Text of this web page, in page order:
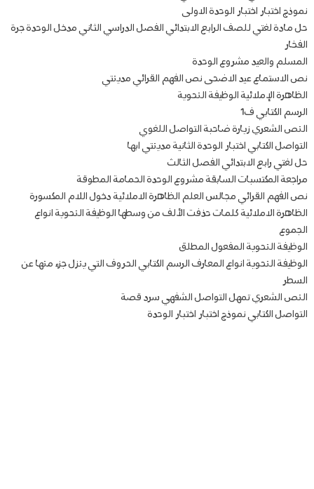
نموذج اختبار اختبار الوحدة الاولى
حل مادة لغتي للصف الرابع الابتدائي الفصل الدراسي الثاني مدخل الوحدة جرة
الفخار
المسلم والعيد مشروع الوحدة
نص الاستماع عيد الاضحى نص الفهم القرائي مدينتي
الظاهرة الإملائية الوظيفة النحوية
الرسم الكتابي ف1
النص الشعري زيارة ضاحبة التواصل اللغوي
التواصل الكتابي اختبار الوحدة الثانية مدينتي ابها
حل لغتي رابع الابتدائي الفصل الثالث
مراجعة المكتسبات السابقة مشروع الوحدة الحمامة المطوقة
نص الفهم القرائي مجالس العلم الظاهرة الاملائية دخول اللام المكسورة
الظاهرة الاملائية كلمات حذفت الألف من وسطها الوظيفة النحوية انواع
الجموع
الوظيفة النحوية المفعول المطلق
الوظيفة النحوية انواع المعارف الرسم الكتابي الحروف التي ينزل جزء منها عن
السطر
النص الشعري تمهل التواصل الشفهي سرد قصة
التواصل الكتابي نموذج اختبار اختبار الوحدة